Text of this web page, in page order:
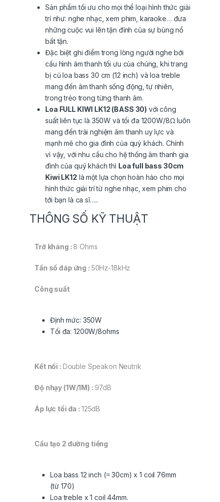
Sản phẩm tối ưu cho mọi thể loại hình thức giải
trí như: nghe nhạc, xem phim, karaoke… đưa
những cuộc vui lên tận đỉnh của sự bùng nổ
bất tận.
Đặc biệt ghi điểm trong lòng người nghe bởi
cấu hình âm thanh tối ưu của chúng, khi trang
bị củ loa bass 30 cm (12 inch) và loa treble
mang đến âm thanh sống động, tự nhiên,
trong trẻo trong từng thanh âm.
Loa FULL KIWI LK12 (BASS 30) với công
suất liên tục là 350W và tối đa 1200W/8Ω luôn
mang đến trải nghiệm âm thanh uy lực và
mạnh mẽ cho gia đình của quý khách. Chính
vì vậy, với nhu cầu cho hệ thống âm thanh gia
đình của quý khách thì Loa full bass 30cm
Kiwi LK12 là một lựa chọn hoàn hảo cho mọi
hình thức giải trí từ nghe nhạc, xem phim cho
tới bạn là ca sĩ…..
THÔNG SỐ KỸ THUẬT
Trở kháng : 8 Ohms
Tần số đáp ứng : 50Hz-18kHz
Công suất
Định mức: 350W
Tối đa: 1200W/8ohms
Kết nối : Double Speakon Neutrik
Độ nhạy (1W/1M) : 97dB
Áp lực tối đa : 125dB
Cấu tạo 2 đường tiếng
Loa bass 12 inch (≈ 30cm) x 1 coil 76mm
(từ 170)
Loa treble x 1 coil 44mm.